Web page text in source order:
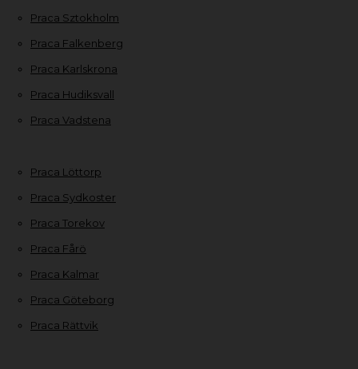
Praca Sztokholm
Praca Falkenberg
Praca Karlskrona
Praca Hudiksvall
Praca Vadstena
Praca Löttorp
Praca Sydkoster
Praca Torekov
Praca Fårö
Praca Kalmar
Praca Göteborg
Praca Rättvik